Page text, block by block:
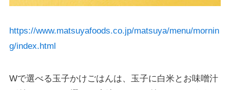
https://www.matsuyafoods.co.jp/matsuya/menu/mornin
g/index.html
Wで選べる玉子かけごはんは、玉子に白米とお味噌汁